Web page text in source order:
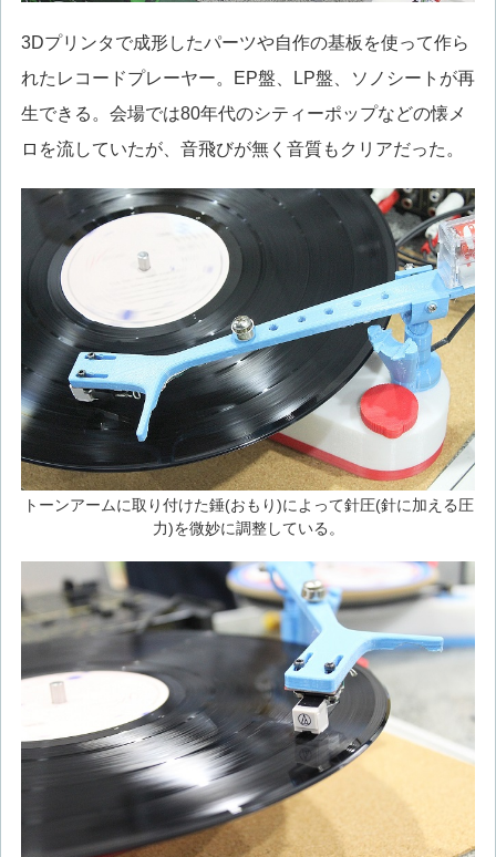
3Dプリンタで成形したパーツや自作の基板を使って作ら
れたレコードプレーヤー。EP盤、LP盤、ソノシートが再
生できる。会場では80年代のシティーポップなどの懐メ
ロを流していたが、音飛びが無く音質もクリアだった。
トーンアームに取り付けた錘(おもり)によって針圧(針に加える圧
力)を微妙に調整している。